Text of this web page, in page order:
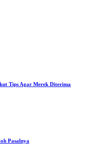
Tips Agar Merek Diterima
Pasalnya